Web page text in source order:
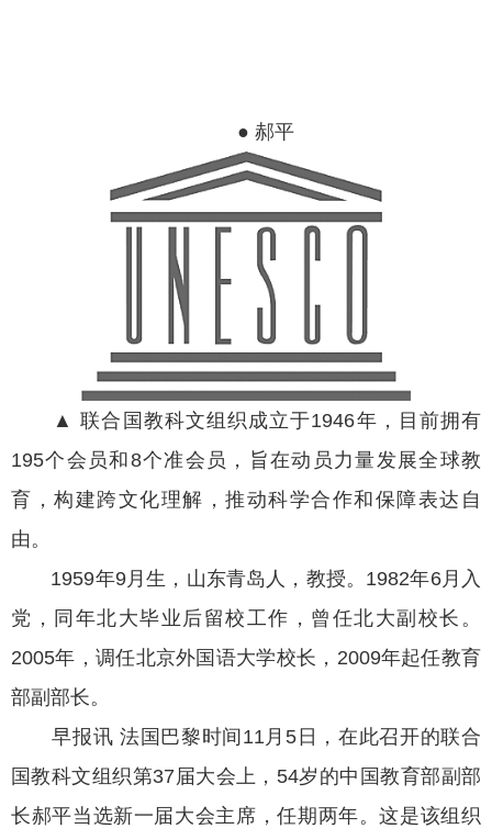
● 郝平
▲ 联合国教科文组织成立于1946年，目前拥有
195个会员和8个准会员，旨在动员力量发展全球教
育，构建跨文化理解，推动科学合作和保障表达自
由。
1959年9月生，山东青岛人，教授。1982年6月入
党，同年北大毕业后留校工作，曾任北大副校长。
2005年，调任北京外国语大学校长，2009年起任教育
部副部长。
早报讯 法国巴黎时间11月5日，在此召开的联合
国教科文组织第37届大会上，54岁的中国教育部副部
长郝平当选新一届大会主席，任期两年。这是该组织